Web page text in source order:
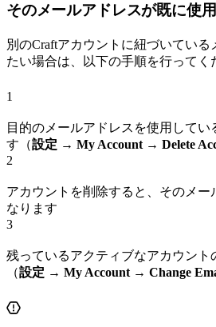
そのメールアドレスが既に使
別のCraftアカウントに紐づいてい
たい場合は、以下の手順を行ってく
1
目的のメールアドレスを使用してい
す（設定 → My Account → Delete
2
アカウントを削除すると、そのメー
なります
3
残っているアクティブなアカウント
（設定 → My Account → Change